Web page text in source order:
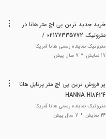
خرید جدید ترین پی اچ متر هانا در
متروتیک 02177335772 /
09129305772
متروتیک نماینده رسمی هانا آمریکا
17 نمایش
7 سال پیش
پر فروش ترین پی اچ متر پرتابل هانا
HANNA HI8424
متروتیک نماینده رسمی هانا آمریکا
44 نمایش
7 سال پیش